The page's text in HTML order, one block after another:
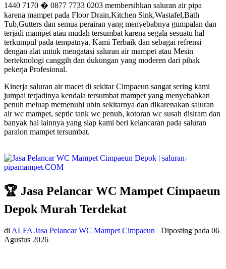
1440 7170 � 0877 7733 0203 membersihkan saluran air pipa
karena mampet pada Floor Drain,Kitchen Sink,Wastafel,Bath
Tub,Gutters dan semua perairan yang menyebabnya gumpalan dan
terjadi mampet atau mudah tersumbat karena segala sesuatu hal
terkumpul pada tempatnya. Kami Terbaik dan sebagai refrensi
dengan alat untuk mengatasi saluran air mampet atau Mesin
berteknologi canggih dan dukungan yang moderen dari pihak
pekerja Profesional.
Kinerja saluran air macet di sekitar Cimpaeun sangat sering kami
jumpai terjadinya kendala tersumbat mampet yang menyebabkan
penuh meluap memenuhi ubin sekitarnya dan dikarenakan saluran
air wc mampet, septic tank wc penuh, kotoran wc susah disiram dan
banyak hal lainnya yang siap kami beri kelancaran pada saluran
paralon mampet tersumbat.
🏆 Jasa Pelancar WC Mampet Cimpaeun
Depok Murah Terdekat
di ALFA Jasa Pelancar WC Mampet Cimpaeun Diposting pada 06
Agustus 2026